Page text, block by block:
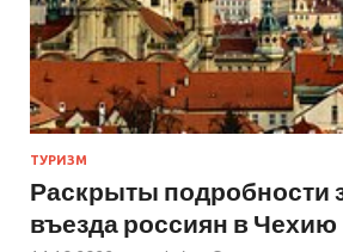
ТУРИЗМ
Раскрыты подробности
въезда россиян в Чехию